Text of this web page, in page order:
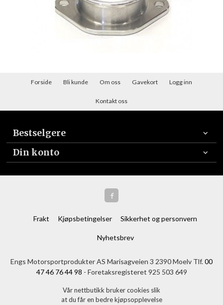
Forside Bli kunde Om oss Gavekort Logg inn
Kontakt oss
Bestselgere
Din konto
Frakt Kjøpsbetingelser Sikkerhet og personvern
Nyhetsbrev
Engs Motorsportprodukter AS Marisagveien 3 2390 Moelv Tlf.00
47 46 76 44 98 - Foretaksregisteret 925 503 649
Vår nettbutikk bruker cookies slik
at du får en bedre kjøpsopplevelse